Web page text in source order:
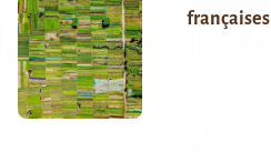
françaises